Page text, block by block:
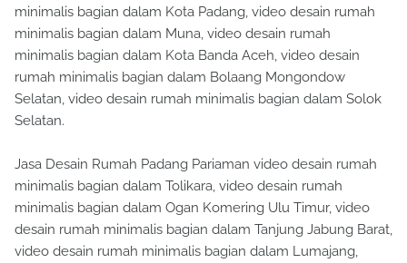
minimalis bagian dalam Kota Padang, video desain rumah
minimalis bagian dalam Muna, video desain rumah
minimalis bagian dalam Kota Banda Aceh, video desain
rumah minimalis bagian dalam Bolaang Mongondow
Selatan, video desain rumah minimalis bagian dalam Solok
Selatan.
Jasa Desain Rumah Padang Pariaman video desain rumah
minimalis bagian dalam Tolikara, video desain rumah
minimalis bagian dalam Ogan Komering Ulu Timur, video
desain rumah minimalis bagian dalam Tanjung Jabung Barat,
video desain rumah minimalis bagian dalam Lumajang,